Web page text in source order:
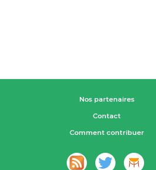
Nos partenaires
Contact
Comment contribuer